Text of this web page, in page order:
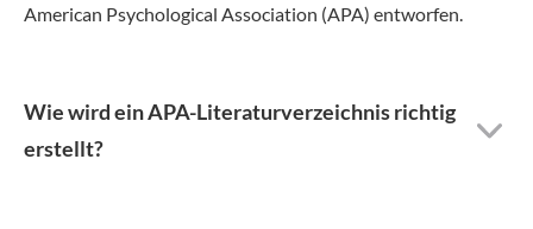
American Psychological Association (APA) entworfen.
Wie wird ein APA-Literaturverzeichnis richtig
erstellt?